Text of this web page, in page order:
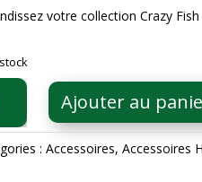
votre collection Crazy
Ajouter au
: Accessoires, Accessoires